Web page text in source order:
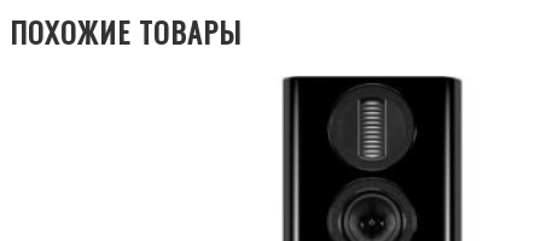
ПОХОЖИЕ ТОВАРЫ